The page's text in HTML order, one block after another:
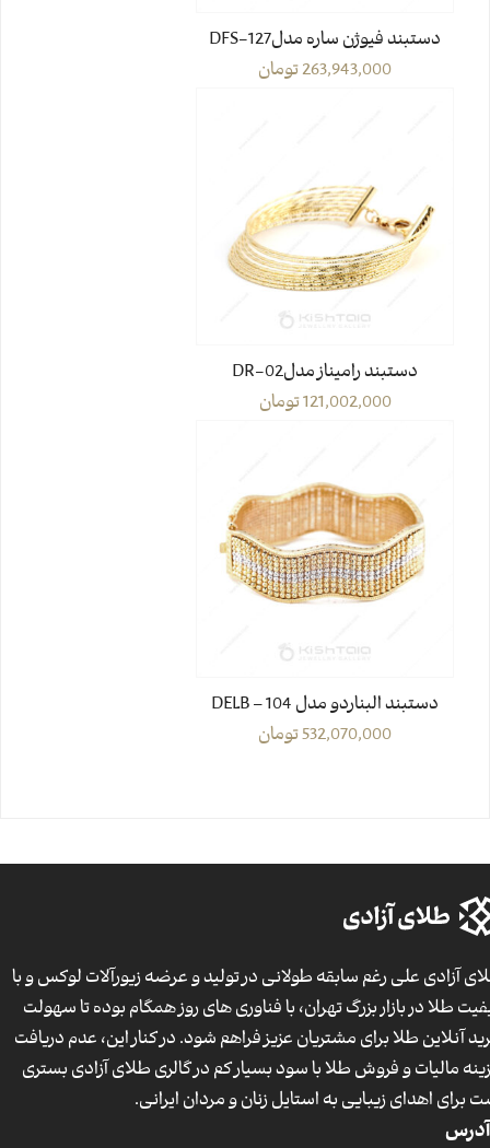
دستبند فیوژن ساره مدلDFS-127
263,943,000تومان
دستبند رامیناز مدل02-DR
121,002,000تومان
دستبند البناردو مدل DELB – 104
532,070,000تومان
آزادی علی رغم سابقه طولانی در تولید و عرضه زیورآلات لوکس و با
طلا در بازار بزرگ تهران، با فناوری های روز همگام بوده تا سهولت
آنلاین طلا برای مشتریان عزیز فراهم شود. در کنار این، عدم دریافت
مالیات و فروش طلا با سود بسیار کم در گالری طلای آزادی بستری
برای اهدای زیبایی به استایل زنان و مردان ایرانی.
آدرس